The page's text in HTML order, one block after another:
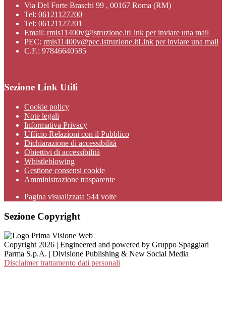
Via Del Forte Braschi 99 , 00167 Roma (RM)
Tel: 06121127200
Tel: 06121127201
Email: rmis11400v@istruzione.itLink per inviare una mail
PEC: rmis11400v@pec.istruzione.itLink per inviare una mail
C.F.: 97846640585
Sezione Link Utili
Cookie policy
Note legali
Informativa Privacy
Ufficio Relazioni con il Pubblico
Dichiarazione di accessibilità
Obiettivi di accessibilità
Whistleblowing
Gestione consensi cookie
Amministrazione trasparente
Pagina visualizzata 544 volte
Sezione Copyright
Copyright 2026 | Engineered and powered by Gruppo Spaggiari
Parma S.p.A. | Divisione Publishing & New Social Media
Disclaimer trattamento dati personali